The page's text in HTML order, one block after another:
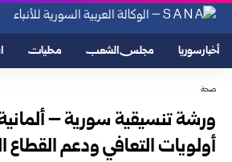
أخبار سوريا مجلس الشعب محليات
صحة
ورشة تنسيقية سورية –
أولويات التعافي ودعم